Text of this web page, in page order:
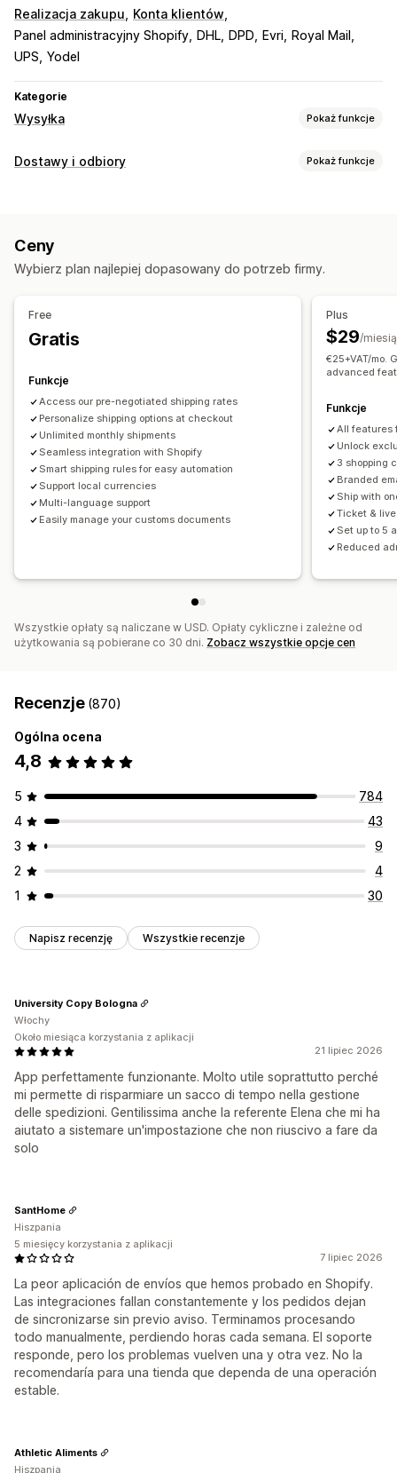
Realizacja zakupu
Konta klientów
Panel administracyjny Shopify
DHL DPD Evri
Royal Mail
UPS Yodel
Kategorie
Wysyłka Pokaż funkcje
Etykiety i opakowanie
Synchronizacja zamówień
Wybór przewoźnika Stawki wysyłki
Zarządzanie przesyłkami
Synchronizacja zamówień
Powiadomienia e-mail
Aktualizacje zamówienia
Dostawy i odbiory Pokaż funkcje
Stawki dynamiczne
Etykiety wysyłkowe
Powiadomienia e-mail
Śledzenie zamówień Dowód dostawy
Ceny
Wybierz plan najlepiej dopasowany do potrzeb firmy.
Free
Gratis
Funkcje
Access our pre-negotiated shipping rates
Personalize shipping options at checkout
Unlimited monthly shipments
Seamless integration with Shopify
Smart shipping rules for easy automation
Support local currencies
Multi-language support
Easily manage your customs documents
Plus
$29/
€25+VAT/mo.
advanced
Funkcje
All features
Unlock
3 shopping
Branded
Ship with
Ticket &
Set up to 5
Reduced
Wszystkie opłaty są naliczane w USD. Opłaty cykliczne i zależne od
użytkowania są pobierane co 30 dni. Zobacz wszystkie opcje cen
Recenzje (870)
Ogólna ocena
4,8
5
784
4
43
3
9
2
4
1
30
Napisz recenzję Wszystkie recenzje
21 lipiec 2026
App perfettamente funzionante. Molto utile soprattutto perché
mi permette di risparmiare un sacco di tempo nella gestione
delle spedizioni. Gentilissima anche la referente Elena che mi ha
aiutato a sistemare un'impostazione che non riuscivo a fare da
solo
University Copy Bologna
Włochy
Około miesiąca korzystania z aplikacji
7 lipiec 2026
La peor aplicación de envíos que hemos probado en Shopify.
Las integraciones fallan constantemente y los pedidos dejan
de sincronizarse sin previo aviso. Terminamos procesando
todo manualmente, perdiendo horas cada semana. El soporte
responde, pero los problemas vuelven una y otra vez. No la
recomendaría para una tienda que dependa de una operación
estable.
SantHome
Hiszpania
5 miesięcy korzystania z aplikacji
Athletic Aliments
Hiszpania